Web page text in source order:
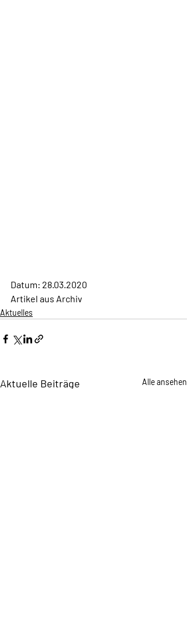
Datum: 28.03.2020
Artikel aus Archiv
Aktuelles
Aktuelle Beiträge Alle ansehen